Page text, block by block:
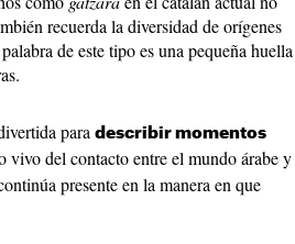
recuerda la diversidad de orígenes
de este tipo es una pequeña huella
para describir momentos
vivo del contacto entre el mundo árabe y
presente en la manera en que